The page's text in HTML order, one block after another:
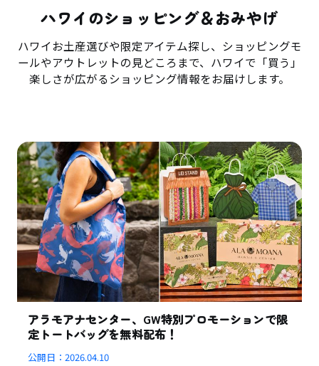
ハワイのショッピング＆おみやげ
ハワイお土産選びや限定アイテム探し、ショッピングモ
ールやアウトレットの見どころまで、ハワイで「買う」
楽しさが広がるショッピング情報をお届けします。
アラモアナセンター、GW特別プロモーションで限
定トートバッグを無料配布！
公開日：2026.04.10